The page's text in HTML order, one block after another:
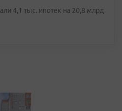
4,1 тыс. ипотек на 20,8 млрд